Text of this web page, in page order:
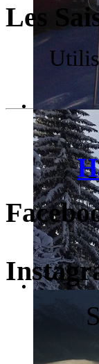
Les